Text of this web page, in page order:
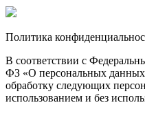
Политика
В соответствии с
ФЗ «О персональных
обработку следующих
использованием и без